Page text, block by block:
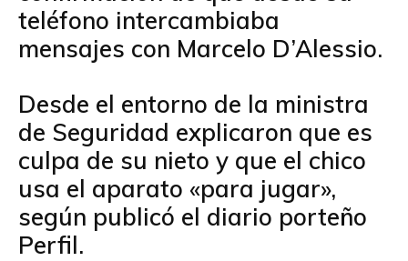
teléfono intercambiaba
mensajes con Marcelo D’Alessio.
Desde el entorno de la ministra
de Seguridad explicaron que es
culpa de su nieto y que el chico
usa el aparato «para jugar»,
según publicó el diario porteño
Perfil.